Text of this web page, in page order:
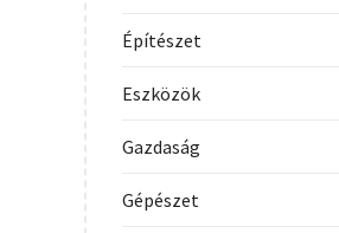
Építészet
Eszközök
Gazdaság
Gépészet